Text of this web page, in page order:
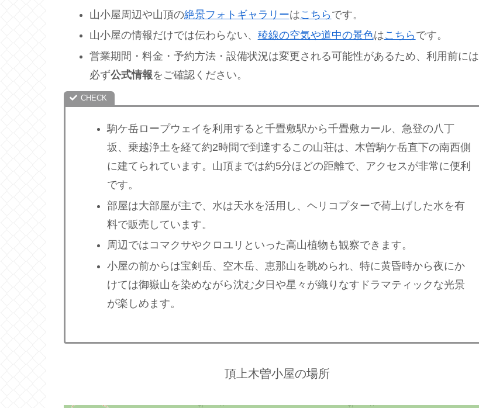
山小屋周辺や山頂の絶景フォトギャラリーはこちら です。
山小屋の情報だけでは伝わらない、 稜線の空気や道中の景色はこちら です。
営業期間・料金・予約方法・設備状況は変更される可能性があるため、利用前には
必ず公式情報をご確認ください。
駒ケ岳ロープウェイを利用すると千畳敷駅から千畳敷カール、急登の八丁
坂、乗越浄土を経て約2時間で到達するこの山荘は、木曽駒ケ岳直下の南西側
に建てられています。山頂までは約5分ほどの距離で、アクセスが非常に便利
です。
部屋は大部屋が主で、水は天水を活用し、ヘリコプターで荷上げした水を有
料で販売しています。
周辺ではコマクサやクロユリといった高山植物も観察できます。
小屋の前からは宝剣岳、空木岳、恵那山を眺められ、特に黄昏時から夜にか
けては御嶽山を染めながら沈む夕日や星々が織りなすドラマティックな光景
が楽しめます。
頂上木曽小屋の場所